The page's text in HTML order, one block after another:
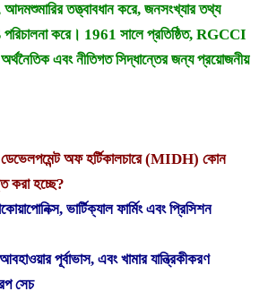
আদমশুমারির তত্ত্বাবধান করে, জনসংখ্যার তথ্য
করে। 1961 সালে প্রতিষ্ঠিত, RGCCI
এবং নীতিগত সিদ্ধান্তের জন্য প্রয়োজনীয়
ডেভেলপমেন্ট অফ হর্টিকালচারে (MIDH) কোন
হচ্ছে?
ভার্টিক্যাল ফার্মিং এবং প্রিসিশন
পূর্বাভাস, এবং খামার যান্ত্রিকীকরণ
সেচ